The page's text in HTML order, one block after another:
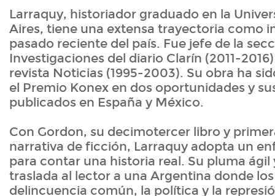
Larraquy, historiador graduado en la
Aires, tiene una extensa trayectoria como
pasado reciente del país. Fue jefe de la
Investigaciones del diario Clarín (2011-
revista Noticias (1995-2003). Su obra ha
el Premio Konex en dos oportunidades y
publicados en España y México.
Con Gordon, su decimotercer libro y
narrativa de ficción, Larraquy adopta un
para contar una historia real. Su pluma
traslada al lector a una Argentina donde
delincuencia común, la política y la